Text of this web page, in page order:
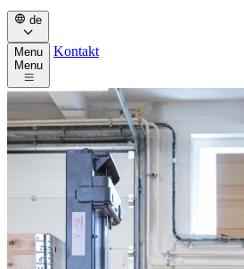
de
Menu
Menu
Kontakt